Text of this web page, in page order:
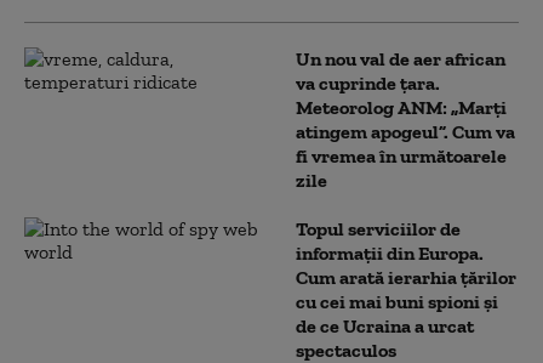
Un nou val de aer african
va cuprinde țara.
Meteorolog ANM: „Marți
atingem apogeul”. Cum va
fi vremea în următoarele
zile
Topul serviciilor de
informații din Europa.
Cum arată ierarhia țărilor
cu cei mai buni spioni și
de ce Ucraina a urcat
spectaculos